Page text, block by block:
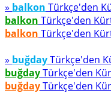
» balkon Türkçe'den
balkon Türkçe'den
balkon Türkçe'den
» buğdayTürkçe'den
buğdayTürkçe'den
buğdayTürkçe'den